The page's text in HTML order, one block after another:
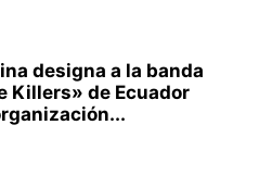
designa a la banda
Killers» de Ecuador